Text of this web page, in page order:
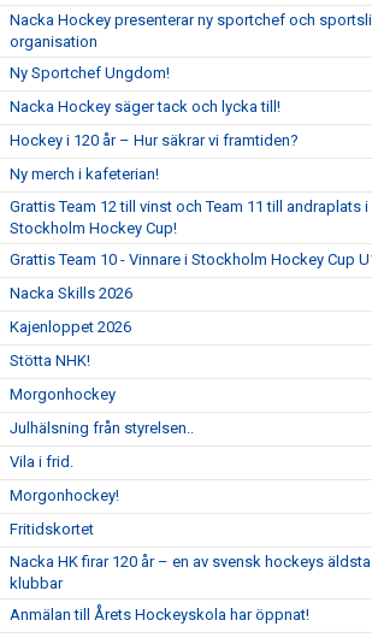
Nacka Hockey presenterar ny sportchef och
organisation
Ny Sportchef Ungdom!
Nacka Hockey säger tack och lycka till!
Hockey i 120 år – Hur säkrar vi framtiden?
Ny merch i kafeterian!
Grattis Team 12 till vinst och Team 11 till andraplats i
Stockholm Hockey Cup!
Grattis Team 10 - Vinnare i Stockholm Hockey Cup
Nacka Skills 2026
Kajenloppet 2026
Stötta NHK!
Morgonhockey
Julhälsning från styrelsen..
Vila i frid.
Morgonhockey!
Fritidskortet
Nacka HK firar 120 år – en av svensk hockeys äldsta
klubbar
Anmälan till Årets Hockeyskola har öppnat!